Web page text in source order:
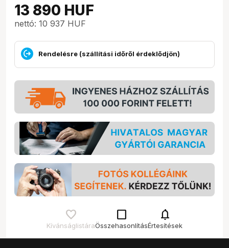
13 890 HUF
nettó: 10 937 HUF
Rendelésre (szállítási időről érdeklődjön)
Kívánságlistára
check_box_outline_blank
Összehasonlítás
notifications
Értesítések